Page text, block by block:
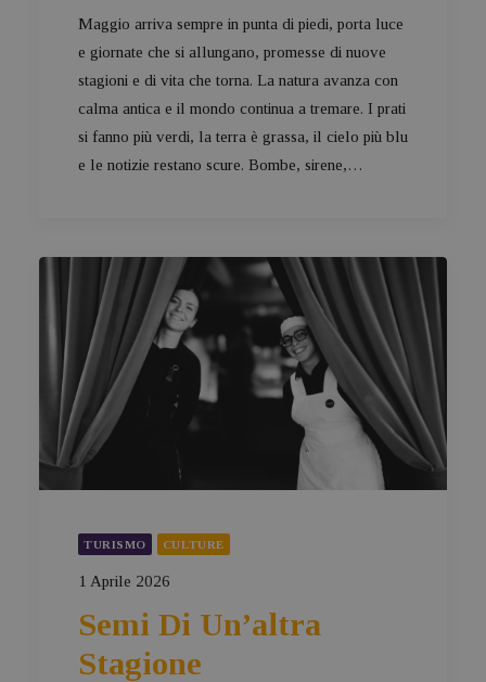
Maggio arriva sempre in punta di piedi, porta luce
e giornate che si allungano, promesse di nuove
stagioni e di vita che torna. La natura avanza con
calma antica e il mondo continua a tremare. I prati
si fanno più verdi, la terra è grassa, il cielo più blu
e le notizie restano scure. Bombe, sirene,…
TURISMO CULTURE
1 Aprile 2026
Semi Di Un’altra
Stagione